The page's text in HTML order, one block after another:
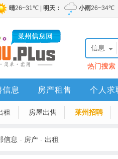
信息
热门搜索
信息 房产租售 个人求
租 房屋出售 莱州招聘
信息 - 房产 - 出租